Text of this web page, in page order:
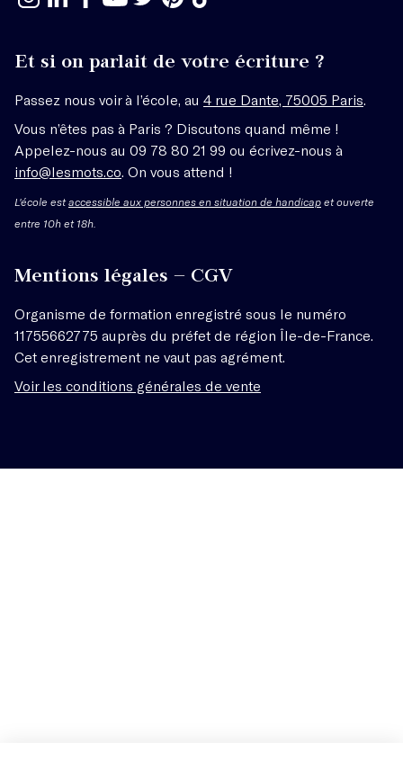
Et si on parlait de votre écriture ?
Passez nous voir à l’école, au 4 rue Dante, 75005 Paris.
Vous n’êtes pas à Paris ? Discutons quand même !
Appelez-nous au 09 78 80 21 99 ou écrivez-nous à
info@lesmots.co. On vous attend !
L'école estaccessible aux personnes en situation de handicap et ouverte
entre 10h et 18h.
Mentions légales – CGV
Organisme de formation enregistré sous le numéro
11755662775 auprès du préfet de région Île-de-France.
Cet enregistrement ne vaut pas agrément.
Voir les conditions générales de vente